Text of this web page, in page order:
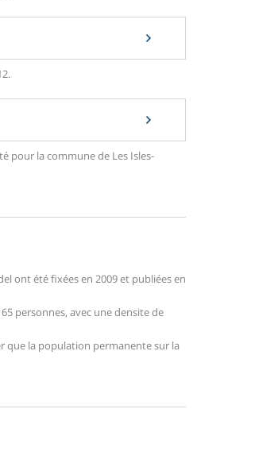
pour la commune de Les Isles-
ont été fixées en 2009 et publiées en
personnes, avec une densite de
que la population permanente sur la